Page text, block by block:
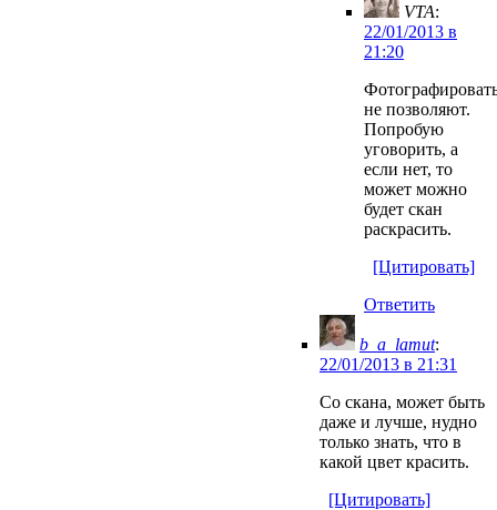
VTA:
22/01/2013 в
21:20
не позволяют.
Попробую
уговорить, а
если нет, то
может можно
будет скан
раскрасить.
[Цитировать]
Ответить
b_a_lamut:
22/01/2013 в 21:31
Со скана, может быть
даже и лучше, нудно
только знать, что в
какой цвет красить.
[Цитировать]